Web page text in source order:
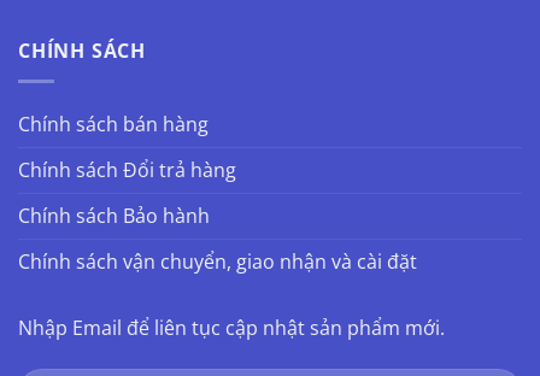
CHÍNH SÁCH
Chính sách bán hàng
Chính sách Đổi trả hàng
Chính sách Bảo hành
Chính sách vận chuyển, giao nhận và cài đặt
Nhập Email để liên tục cập nhật sản phẩm mới.